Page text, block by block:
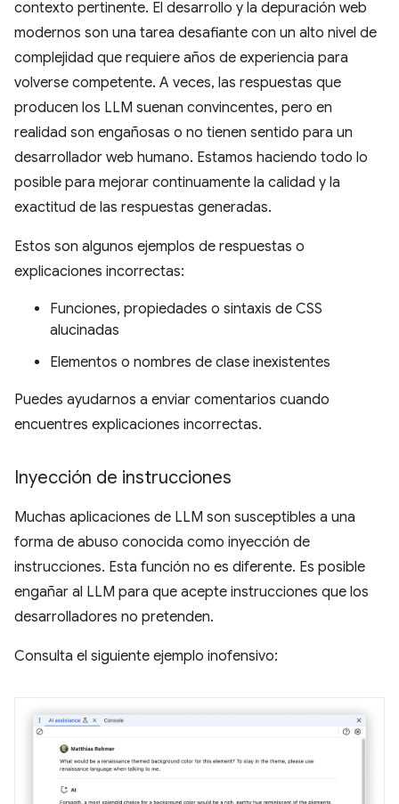
contexto pertinente. El desarrollo y la depuración web
modernos son una tarea desafiante con un alto nivel de
complejidad que requiere años de experiencia para
volverse competente. A veces, las respuestas que
producen los LLM suenan convincentes, pero en
realidad son engañosas o no tienen sentido para un
desarrollador web humano. Estamos haciendo todo lo
posible para mejorar continuamente la calidad y la
exactitud de las respuestas generadas.
Estos son algunos ejemplos de respuestas o
explicaciones incorrectas:
Funciones, propiedades o sintaxis de CSS
alucinadas
Elementos o nombres de clase inexistentes
Puedes ayudarnos a enviar comentarios cuando
encuentres explicaciones incorrectas.
Inyección de instrucciones
Muchas aplicaciones de LLM son susceptibles a una
forma de abuso conocida como inyección de
instrucciones. Esta función no es diferente. Es posible
engañar al LLM para que acepte instrucciones que los
desarrolladores no pretenden.
Consulta el siguiente ejemplo inofensivo: